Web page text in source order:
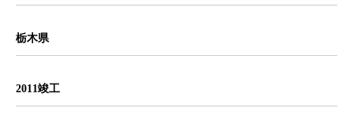
栃木県
2011竣工